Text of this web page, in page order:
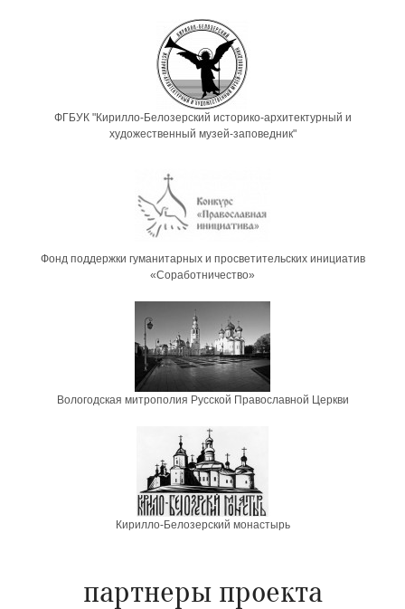
ФГБУК "Кирилло-Белозерский историко-архитектурный и
художественный музей-заповедник"
Фонд поддержки гуманитарных и просветительских инициатив
«Соработничество»
Вологодская митрополия Русской Православной Церкви
Кирилло-Белозерский монастырь
партнеры проекта